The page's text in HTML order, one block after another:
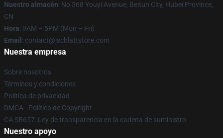
Nuestro almacén: No 368 Youyi Avenue, Beitun City, Hubei Province,
CN
Hora: 9AM – 5PM (Mon – Fri)
Email : contact@jschlattstore.com
Nuestra empresa
Sobre nosotros
Términos y condiciones
Política de privacidad
DMCA - Política de Copyright
CA SB657: Ley de transparencia en la cadena de suministro
Nuestro apoyo